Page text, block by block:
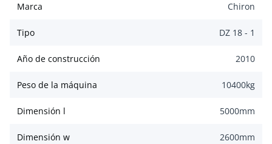
Marca Chiron
Tipo DZ 18 - 1
Año de construcción 2010
Peso de la máquina 10400kg
Dimensión l 5000mm
Dimensión w 2600mm